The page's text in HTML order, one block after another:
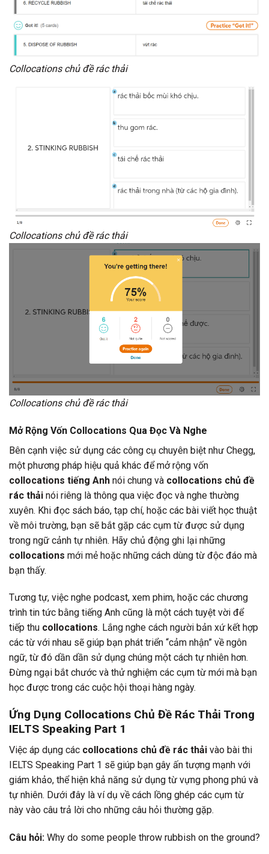
Collocations chủ đề rác thải
Collocations chủ đề rác thải
Collocations chủ đề rác thải
Mở Rộng Vốn Collocations Qua Đọc Và Nghe
Bên cạnh việc sử dụng các công cụ chuyên biệt như Chegg,
một phương pháp hiệu quả khác để mở rộng vốn
collocations tiếng Anh nói chung và collocations chủ đề
rác thải nói riêng là thông qua việc đọc và nghe thường
xuyên. Khi đọc sách báo, tạp chí, hoặc các bài viết học thuật
về môi trường, bạn sẽ bắt gặp các cụm từ được sử dụng
trong ngữ cảnh tự nhiên. Hãy chủ động ghi lại những
collocations mới mẻ hoặc những cách dùng từ độc đáo mà
bạn thấy.
Tương tự, việc nghe podcast, xem phim, hoặc các chương
trình tin tức bằng tiếng Anh cũng là một cách tuyệt vời để
tiếp thu collocations. Lắng nghe cách người bản xứ kết hợp
các từ với nhau sẽ giúp bạn phát triển “cảm nhận” về ngôn
ngữ, từ đó dần dần sử dụng chúng một cách tự nhiên hơn.
Đừng ngại bắt chước và thử nghiệm các cụm từ mới mà bạn
học được trong các cuộc hội thoại hàng ngày.
Ứng Dụng Collocations Chủ Đề Rác Thải Trong
IELTS Speaking Part 1
Việc áp dụng các collocations chủ đề rác thải vào bài thi
IELTS Speaking Part 1 sẽ giúp bạn gây ấn tượng mạnh với
giám khảo, thể hiện khả năng sử dụng từ vựng phong phú và
tự nhiên. Dưới đây là ví dụ về cách lồng ghép các cụm từ
này vào câu trả lời cho những câu hỏi thường gặp.
Câu hỏi: Why do some people throw rubbish on the ground?